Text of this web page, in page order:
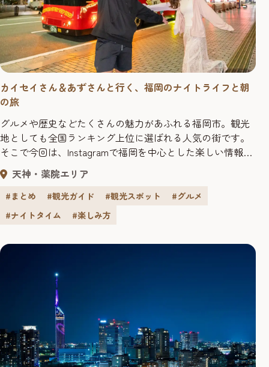
カイセイさん＆あずさんと行く、福岡のナイトライフと朝
の旅
グルメや歴史などたくさんの魅力があふれる福岡市。観光
地としても全国ランキング上位に選ばれる人気の街です。
そこで今回は、Instagramで福岡を中心とした楽しい情報を
日々発信しているカイセイさんと、宮崎在住のインフルエ
ンサー・あずさんのお2人と、1泊2日で福岡のナイトライフ
と朝の人気スポットを巡ってきました。 >>カイセイさんと
とあずさんの旅行記はこちら カイセイの九州旅福岡を中心
に九州の穴...
天神・薬院エリア
#まとめ #観光ガイド #観光スポット
#グルメ
#ナイトタイム
#楽しみ方